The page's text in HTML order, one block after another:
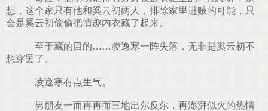
想，这个家只有他和奚云初两人，排除家里进贼的可能，只
会是奚云初偷偷把情趣内衣藏了起来。
至于藏的目的……凌逸寒一阵失落，无非是奚云初不
想穿罢了。
凌逸寒有点生气。
男朋友一而再再而三地出尔反尔，再澎湃似火的热情